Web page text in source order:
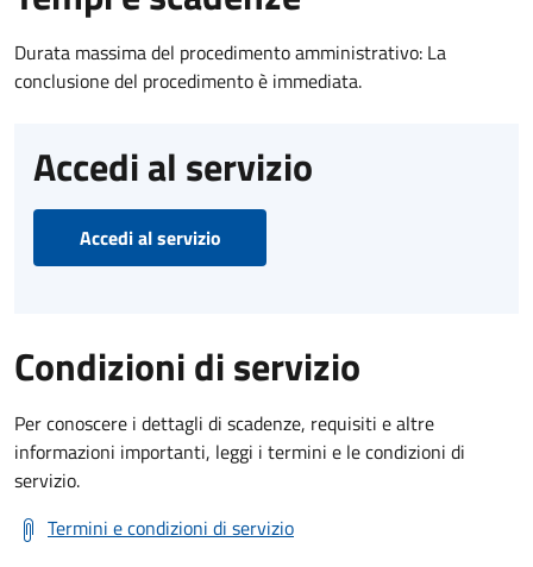
Durata massima del procedimento amministrativo: La
conclusione del procedimento è immediata.
Accedi al servizio
Accedi al servizio
Condizioni di servizio
Per conoscere i dettagli di scadenze, requisiti e altre
informazioni importanti, leggi i termini e le condizioni di
servizio.
Termini e condizioni di servizio